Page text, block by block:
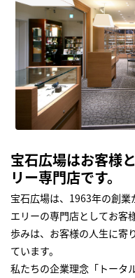
宝石広場はお客様
リー専門店です。
宝石広場は、1963年の創業
エリーの専門店としてお客
歩みは、お客様の人生に寄
ています。
私たちの企業理念「トータ